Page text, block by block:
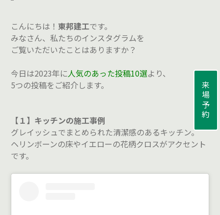
来場予約
こんにちは！ 東邦建工です。
みなさん、私たちのインスタグラムを
ご覧いただいたことはありますか？
今日は2023年に人気のあった投稿10選より、
5つの投稿をご紹介します。
【１】キッチンの施工事例
グレイッシュでまとめられた清潔感のあるキッチン。
ヘリンボーンの床やイエローの花柄クロスがアクセント
です。